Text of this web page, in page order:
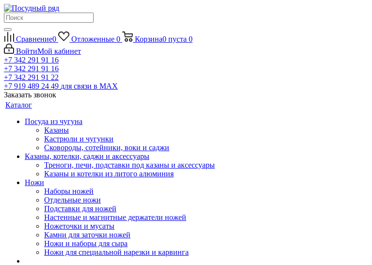
Сравнение0 Отложенные 0 Корзина0 пуста 0
ВойтиМой кабинет
+7 342 291 91 16
+7 342 291 91 16
+7 342 291 91 22
+7 919 489 24 49 для связи в МАХ
Заказать звонок
Каталог
Посуда из чугуна
Казаны
Кастрюли и чугунки
Сковороды, сотейники, воки и саджи
Казаны, котелки, саджи и аксессуары
Треноги, печи, подставки под казаны и аксессуары
Казаны и котелки из литого алюминия
Ножи
Наборы ножей
Отдельные ножи
Подставки для ножей
Настенные и магнитные держатели ножей
Ножеточки и мусаты
Камни для заточки ножей
Ножи и наборы для сыра
Ножи для специальной нарезки и карвинга